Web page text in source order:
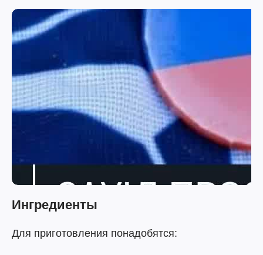
Ингредиенты
Для приготовления понадобятся: